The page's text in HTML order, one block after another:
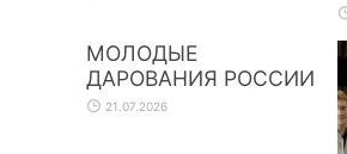
МОЛОДЫЕ
ДАРОВАНИЯ РОССИИ
21.07.2026